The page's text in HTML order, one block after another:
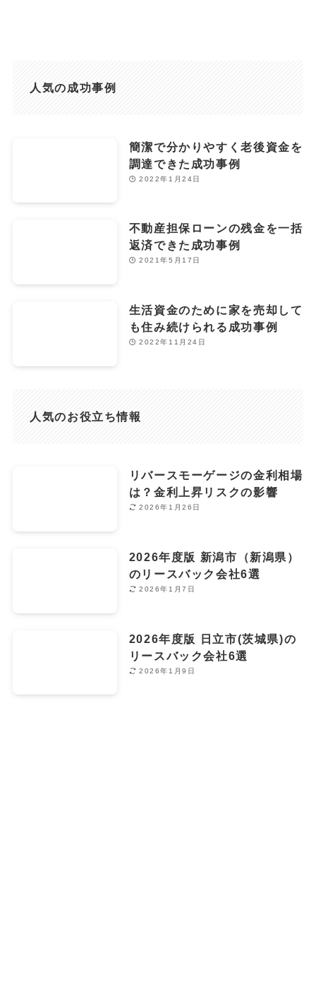
人気の成功事例
簡潔で分かりやすく老後資金を
調達できた成功事例
2022年1月24日
不動産担保ローンの残金を一括
返済できた成功事例
2021年5月17日
生活資金のために家を売却して
も住み続けられる成功事例
2022年11月24日
人気のお役立ち情報
リバースモーゲージの金利相場
は？金利上昇リスクの影響
2026年1月26日
2026年度版 新潟市（新潟県）
のリースバック会社6選
2026年1月7日
2026年度版 日立市(茨城県)の
リースバック会社6選
2026年1月9日